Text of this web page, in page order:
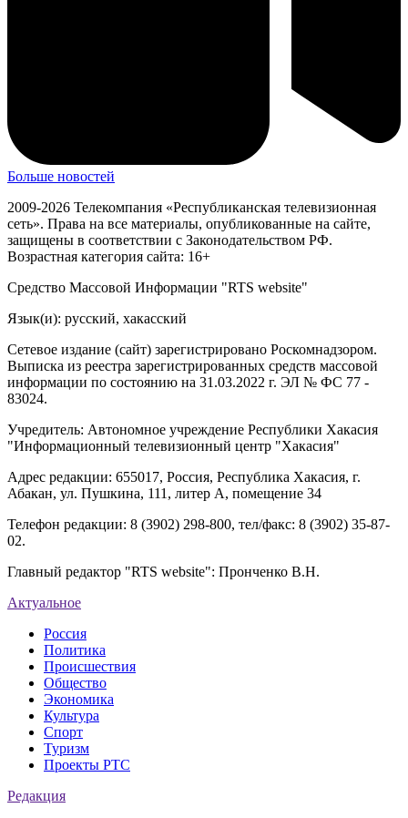
Больше новостей
2009-2026 Телекомпания «Республиканская телевизионная
сеть». Права на все материалы, опубликованные на сайте,
защищены в соответствии с Законодательством РФ.
Возрастная категория сайта: 16+
Средство Массовой Информации "RTS website"
Язык(и): русский, хакасский
Сетевое издание (сайт) зарегистрировано Роскомнадзором.
Выписка из реестра зарегистрированных средств массовой
информации по состоянию на 31.03.2022 г. ЭЛ № ФС 77 -
83024.
Учредитель: Автономное учреждение Республики Хакасия
"Информационный телевизионный центр "Хакасия"
Адрес редакции: 655017, Россия, Республика Хакасия, г.
Абакан, ул. Пушкина, 111, литер А, помещение 34
Телефон редакции: 8 (3902) 298-800, тел/факс: 8 (3902) 35-87-
02.
Главный редактор "RTS website": Пронченко В.Н.
Актуальное
Россия
Политика
Происшествия
Общество
Экономика
Культура
Спорт
Туризм
Проекты РТС
Редакция